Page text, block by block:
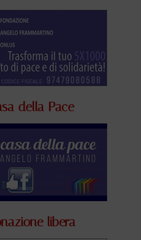
della Pace
libera